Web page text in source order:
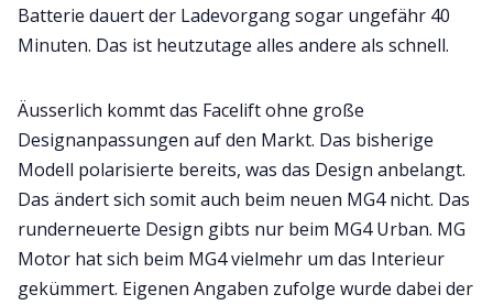
Batterie dauert der Ladevorgang sogar ungefähr 40
Minuten. Das ist heutzutage alles andere als schnell.
Äusserlich kommt das Facelift ohne große
Designanpassungen auf den Markt. Das bisherige
Modell polarisierte bereits, was das Design anbelangt.
Das ändert sich somit auch beim neuen MG4 nicht. Das
runderneuerte Design gibts nur beim MG4 Urban. MG
Motor hat sich beim MG4 vielmehr um das Interieur
gekümmert. Eigenen Angaben zufolge wurde dabei der